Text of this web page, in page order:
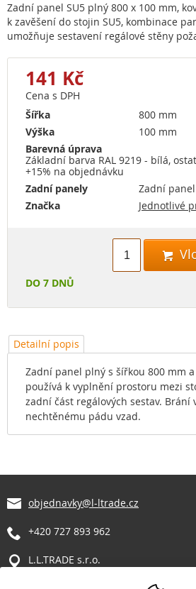
Zadní panel SU5 plný 800 x 100 mm,
k zavěšení do stojin SU5, kombinace
umožňuje sestavení regálové stěny
141 Kč
Cena s DPH
Šířka
800 mm
Výška
100 mm
Barevná úprava
Základní barva RAL 9219 - bílá,
+15% na objednávku
Zadní panely
Zadní
Značka
Jednotlivé

DO 7 DNŮ
Detailní popis
Zadní panel plný s šířkou 800 mm
používá k vyplnění prostoru mezi
zadní část regálových sestav. Brání
nechtěnému pádu vzad.
objednavky@l-ltrade.cz
+420 727 893 962
L.L.TRADE s.r.o.